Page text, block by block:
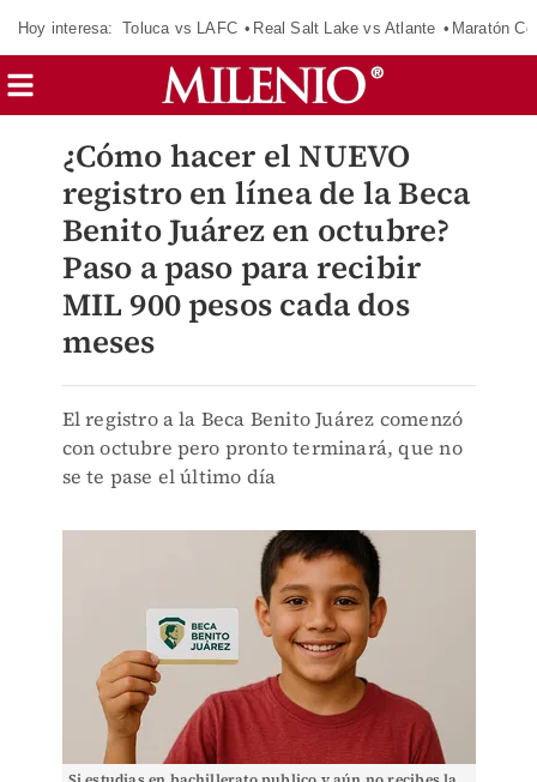
Hoy interesa: Toluca vs LAFC Real Salt Lake vs Atlante Maratón
¿Cómo hacer el NUEVO
registro en línea de la Beca
Benito Juárez en octubre?
Paso a paso para recibir
MIL 900 pesos cada dos
meses
El registro a la Beca Benito Juárez comenzó
con octubre pero pronto terminará, que no
se te pase el último día